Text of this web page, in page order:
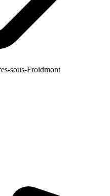
sous-Froidmont